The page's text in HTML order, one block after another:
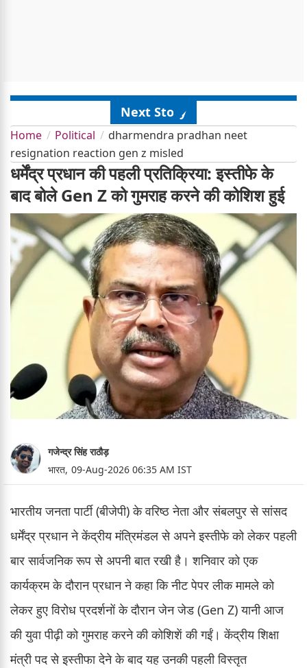
Next Story
Home Political
dharmendra pradhan neet
resignation reaction gen z misled
धर्मेंद्र प्रधान की पहली प्रतिक्रिया: इस्तीफे के
बाद बोले Gen Z को गुमराह करने की कोशिश हुई
गजेन्द्र सिंह राठौड़
भारत, 09-Aug-2026 06:35 AM IST
भारतीय जनता पार्टी (बीजेपी) के वरिष्ठ नेता और संबलपुर से सांसद
धर्मेंद्र प्रधान ने केंद्रीय मंत्रिमंडल से अपने इस्तीफे को लेकर पहली
बार सार्वजनिक रूप से अपनी बात रखी है। शनिवार को एक
कार्यक्रम के दौरान प्रधान ने कहा कि नीट पेपर लीक मामले को
लेकर हुए विरोध प्रदर्शनों के दौरान जेन जेड (Gen Z) यानी आज
की युवा पीढ़ी को गुमराह करने की कोशिशें की गईं। केंद्रीय शिक्षा
मंत्री पद से इस्तीफा देने के बाद यह उनकी पहली विस्तृत